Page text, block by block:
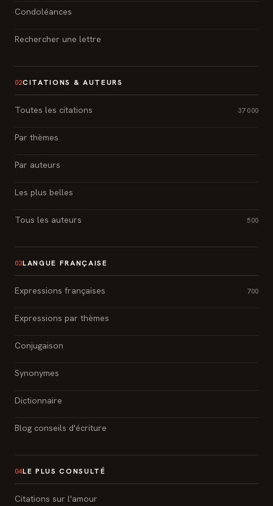
Condoléances
Rechercher une lettre
02CITATIONS & AUTEURS
Toutes les citations 37 000
Par thèmes
Par auteurs
Les plus belles
Tous les auteurs 500
03LANGUE FRANÇAISE
Expressions françaises 700
Expressions par thèmes
Conjugaison
Synonymes
Dictionnaire
Blog conseils d'écriture
04LE PLUS CONSULTÉ
Citations sur l'amour